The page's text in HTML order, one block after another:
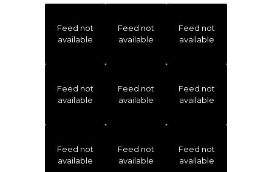
Feed not
available
Feed not
available
Feed not
available
Feed not
available
Feed not
available
Feed not
available
Feed not
available
Feed not
available
Feed not
available